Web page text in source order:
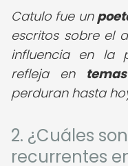
Catulo fue un
escritos sobre el
influencia en la
refleja en
perduran hasta
2. ¿Cuáles
recurrentes